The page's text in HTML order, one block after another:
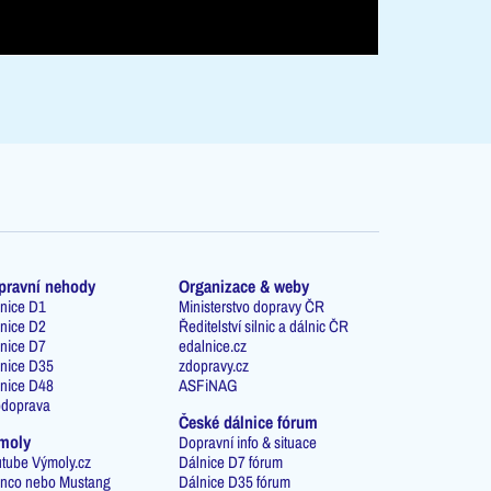
nehody
D1
D2
D7
D35
D48
Výmoly.cz
nebo Mustang
Organizace & weby
Ministerstvo dopravy ČR
Ředitelství silnic a dálnic ČR
edalnice.cz
zdopravy.cz
ASFiNAG
České dálnice fórum
Dopravní info & situace
Dálnice D7 fórum
Dálnice D35 fórum